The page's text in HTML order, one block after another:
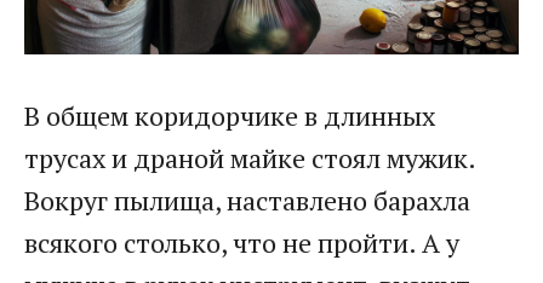
В общем коридорчике в длинных
трусах и драной майке стоял мужик.
Вокруг пылища, наставлено барахла
всякого столько, что не пройти. А у